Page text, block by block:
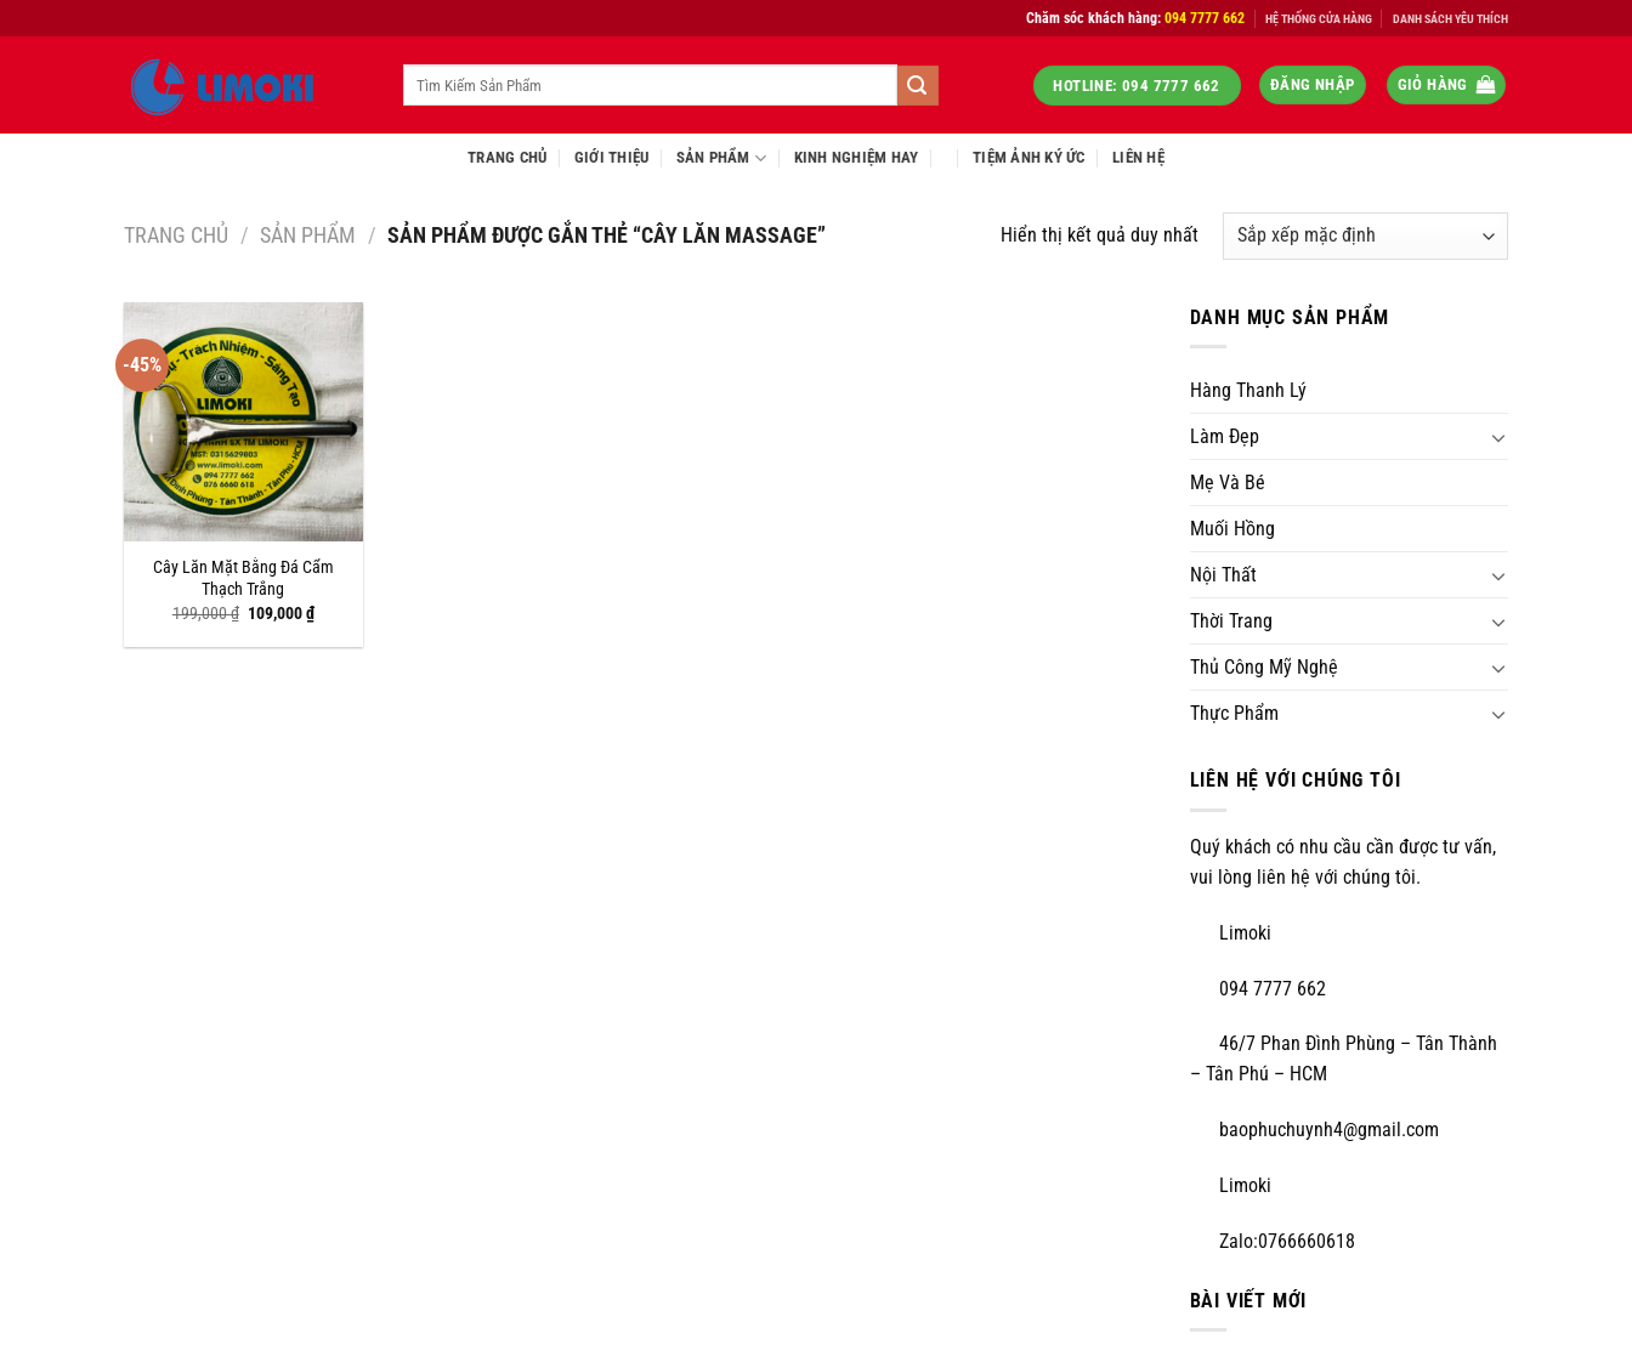
qua
Chăm sóc khách hàng:094 7777 662 HỆ THỐNG CỬA HÀNG DANH SÁCH YÊU THÍCH
HOTLINE: 094 7777 662 ĐĂNG NHẬP GIỎ HÀNG
TRANG CHỦ GIỚI THIỆU SẢN PHẨM KINH NGHIỆM HAY TIỆM ẢNH KÝ ỨC LIÊN HỆ
TRANG CHỦ / SẢN PHẨM / SẢN PHẨM ĐƯỢC GẮN THẺ “CÂY LĂN MASSAGE” Hiển thị kết quả duy nhất
-45%
Cây Lăn Mặt Bằng Đá Cẩm
Thạch Trắng
199,000₫ Giá
là:
109,000₫Giá
hiện
tại
DANH MỤC SẢN PHẨM
Hàng Thanh Lý
Làm Đẹp
Mẹ Và Bé
Muối Hồng
Nội Thất
Thời Trang
Thủ Công Mỹ Nghệ
Thực Phẩm
LIÊN HỆ VỚI CHÚNG TÔI
Quý khách có nhu cầu cần được tư vấn,
vui lòng liên hệ với chúng tôi.
Limoki
094 7777 662
46/7 Phan Đình Phùng – Tân Thành
– Tân Phú – HCM
baophuchuynh4@gmail.com
Limoki
Zalo:0766660618
BÀI VIẾT MỚI